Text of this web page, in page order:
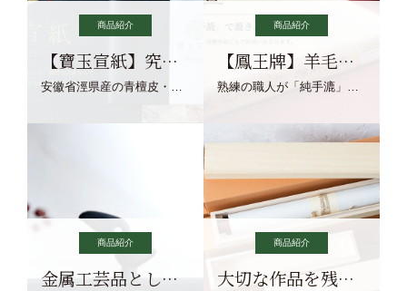
商品紹介
【寶玉宣紙】究極の純粋な宣紙を目指す寶玉宣紙
商品紹介
【鳳王牌】羊毛筆×濃墨での揮毫に最適な宣紙系画仙紙
商品紹介
金属工芸品としての文鎮
商品紹介
大切な作品を残す作品保存商品